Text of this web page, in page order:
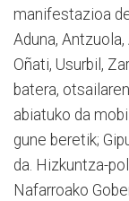
manifestazioa
Aduna, Antzuola,
Oñati, Usurbil,
batera,
abiatuko da
gune beretik;
da. Hizkuntza-
Nafarroako